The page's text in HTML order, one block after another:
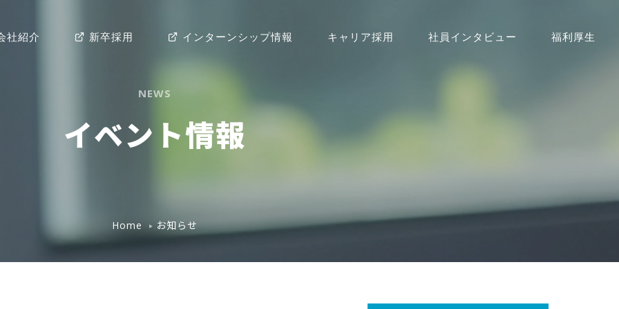
社紹介 新卒採用 インターンシップ情報 キャリア採用 社員インタビュー 福利厚生
NEWS
イベント情報
Home お知らせ